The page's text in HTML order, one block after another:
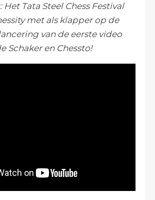
Tata Steel Chess Festival
met als klapper op de
van de eerste video
Schaker en Chessto!